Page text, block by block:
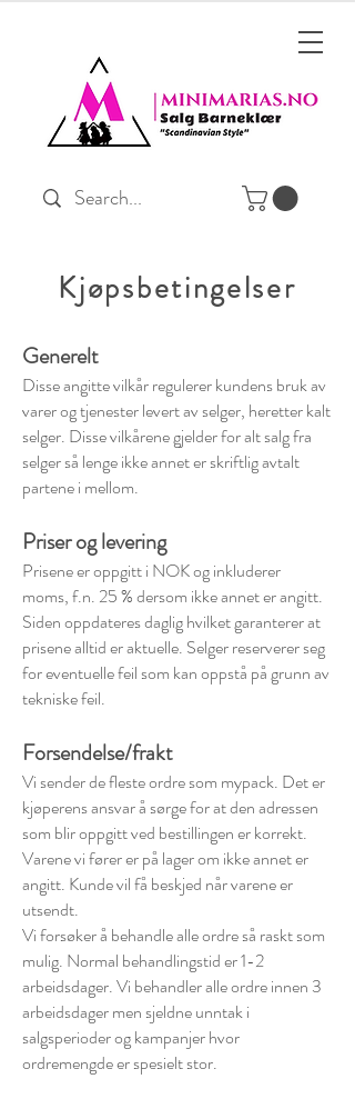
Kjøpsbetingelser
Generelt
Disse angitte vilkår regulerer kundens bruk av
varer og tjenester levert av selger, heretter kalt
selger. Disse vilkårene gjelder for alt salg fra
selger så lenge ikke annet er skriftlig avtalt
partene i mellom.
Priser og levering
Prisene er oppgitt i NOK og inkluderer
moms, f.n. 25 % dersom ikke annet er angitt.
Siden oppdateres daglig hvilket garanterer at
prisene alltid er aktuelle. Selger reserverer seg
for eventuelle feil som kan oppstå på grunn av
tekniske feil.
Forsendelse/frakt
Vi sender de fleste ordre som mypack. Det er
kjøperens ansvar å sørge for at den adressen
som blir oppgitt ved bestillingen er korrekt.
Varene vi fører er på lager om ikke annet er
angitt. Kunde vil få beskjed når varene er
utsendt.
Vi forsøker å behandle alle ordre så raskt som
mulig. Normal behandlingstid er 1-2
arbeidsdager. Vi behandler alle ordre innen 3
arbeidsdager men sjeldne unntak i
salgsperioder og kampanjer hvor
ordremengde er spesielt stor.